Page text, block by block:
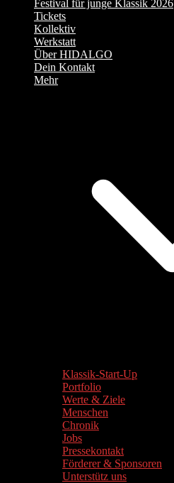
Festival für junge Klassik 2026
Tickets
Kollektiv
Werkstatt
Über HIDALGO
Dein Kontakt
Mehr
Klassik-Start-Up
Portfolio
Werte & Ziele
Menschen
Chronik
Jobs
Pressekontakt
Förderer & Sponsoren
Unterstütz uns